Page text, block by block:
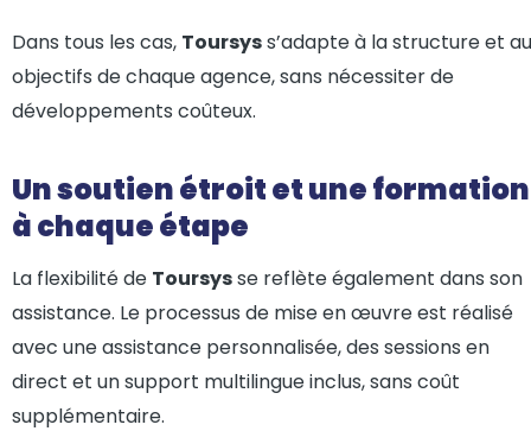
Dans tous les cas, Toursyss’adapte à la structure et
objectifs de chaque agence, sans nécessiter de
développements coûteux.
Un soutien étroit et une formation
à chaque étape
La flexibilité de Toursysse reflète également dans son
assistance. Le processus de mise en œuvre est réalisé
avec une assistance personnalisée, des sessions en
direct et un support multilingue inclus, sans coût
supplémentaire.